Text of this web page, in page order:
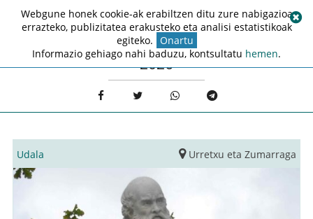
2026
Udala Urretxu eta Zumarraga
Webgune honek cookie-ak erabiltzen ditu zure nabigazioa
errazteko, publizitatea erakusteko eta analisi estatistikoak
egiteko. Onartu
Informazio gehiago nahi baduzu, kontsultatu hemen.